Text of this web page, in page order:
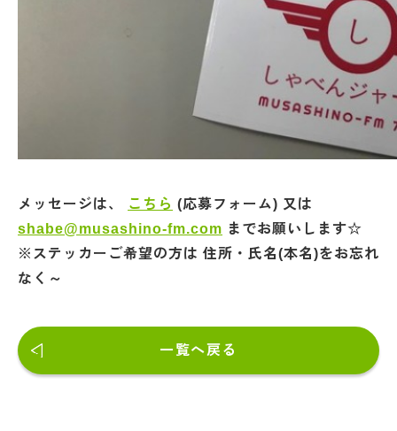
メッセージは、 こちら (応募フォーム) 又は
shabe@musashino-fm.com までお願いします☆
※ステッカーご希望の方は 住所・氏名(本名)をお忘れ
なく～
一覧へ戻る